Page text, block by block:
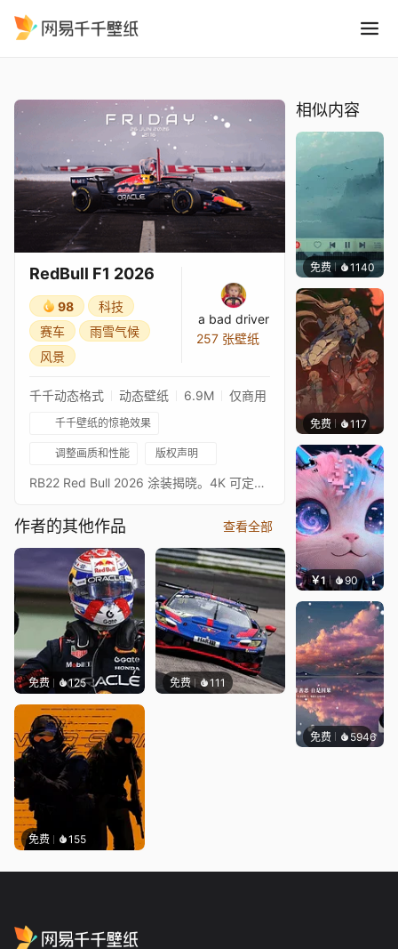
RedBull F1 2026
98
科技
赛车
雨雪气候
风景
a bad driver
257 张壁纸
千千动态格式 动态壁纸 6.9M 仅商用
千千壁纸的惊艳效果
调整画质和性能 版权声明
RB22 Red Bull 2026 涂装揭晓。4K 可定制壁纸。包含：* 以 Red Bull 车队无线电风格设计的音频可视化器，搭配新 Verstappen #3* 多个时钟* 可定制的可视化器、时钟和照片颜色设置* 启用/禁用雪景* 显示/隐藏照片详情更多 2026 赛季内容：Ferrari SF-26 座舱 - 可定制 4K 壁纸 Ferrari SF-26（侧视图）- 可定制 4K 壁纸 Cadillac MAC-26（1 辆车）- 可定制 4K 壁纸 Cadillac MAC-26（2 辆车）- 可定制 4K 壁纸 Alpine A526 - 可定制 4K 壁纸 Mercedes W17 - 可定制 4K 壁纸 Audi R26 - 可定制 4K 壁纸 Haas VF-26 - 可定制 4K 壁纸 Red Bull RB22 - 可定制 4K 壁纸 Red Bull RB22（雪景）- 可定制 4K 壁纸 我的 F1 壁纸合集
作者的其他作品 查看全部
免费 125 免费 111
免费 155
相似内容
免费 1140冰茶
免费 117Nesu
￥1 90 叮叮
免费 5946冰茶